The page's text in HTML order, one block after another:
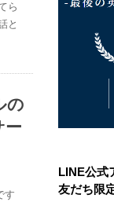
ら
と
の
ー
す
LINE公式
友だち限